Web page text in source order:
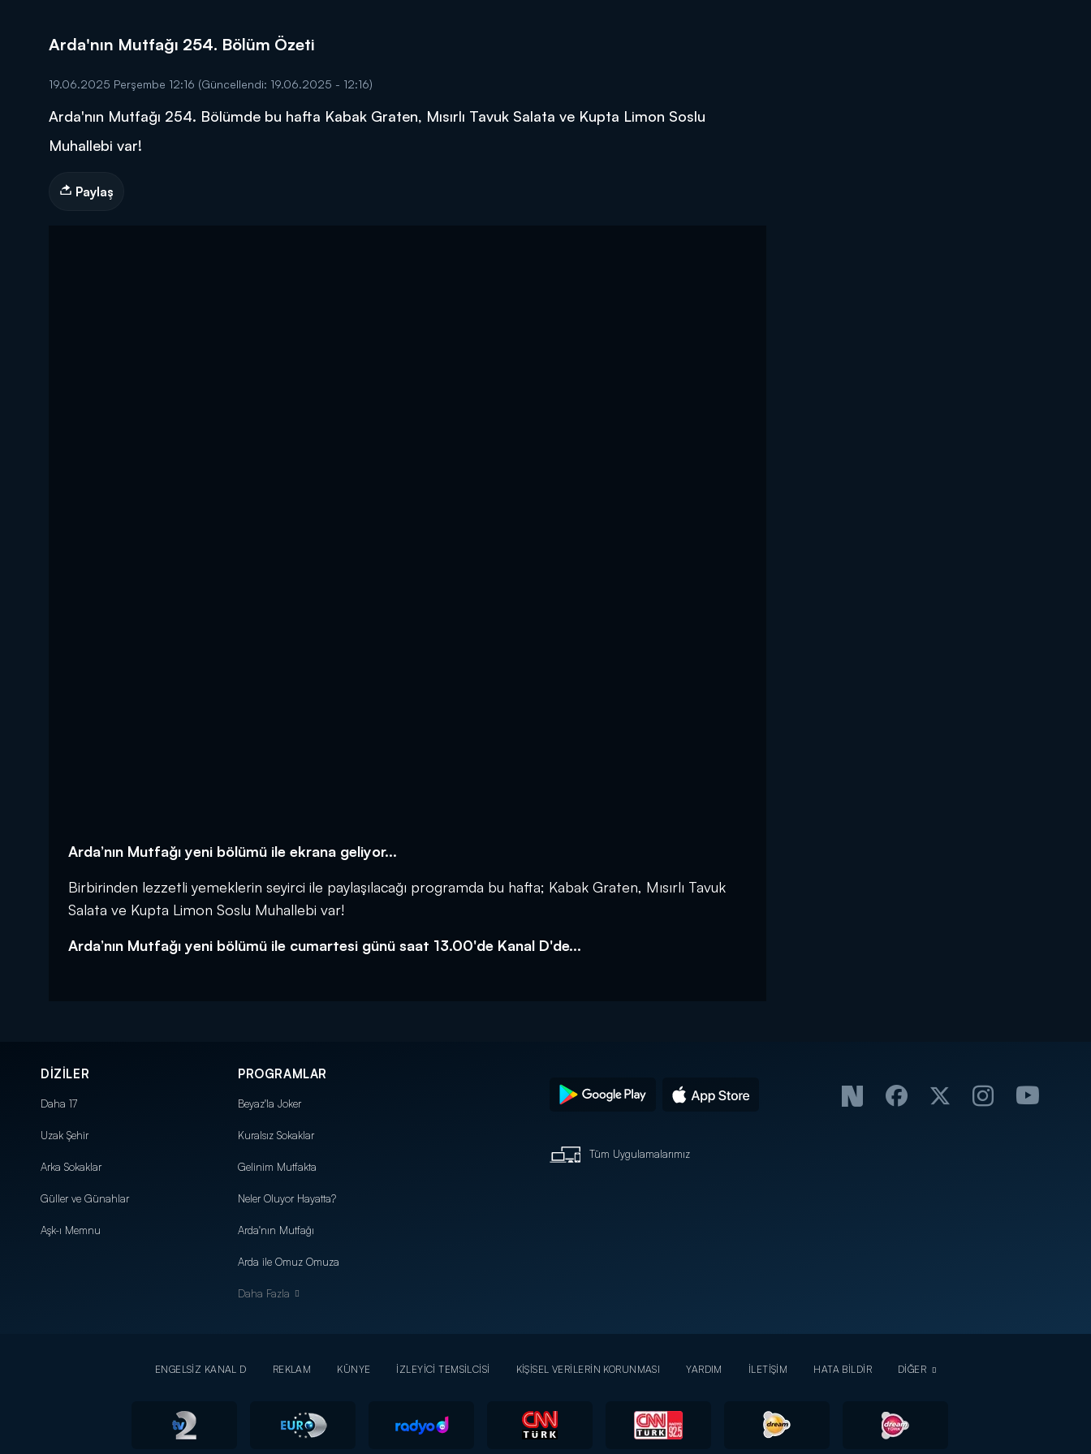
DİĞER SONUÇLAR
Arda'nın Mutfağı 254. Bölüm Özeti
19.06.2025 Perşembe 12:16 (Güncellendi: 19.06.2025 - 12:16)
Arda'nın Mutfağı 254. Bölümde bu hafta Kabak Graten, Mısırlı Tavuk Salata ve Kupta Limon Soslu
Muhallebi var!
Paylaş
Arda’nın Mutfağı yeni bölümü ile ekrana geliyor...
Birbirinden lezzetli yemeklerin seyirci ile paylaşılacağı programda bu hafta; Kabak Graten, Mısırlı Tavuk
Salata ve Kupta Limon Soslu Muhallebi var!
Arda’nın Mutfağı yeni bölümü ile cumartesi günü saat 13.00'de Kanal D'de...
DİZİLER
Daha 17
Uzak Şehir
Arka Sokaklar
Güller ve Günahlar
Aşk-ı Memnu
PROGRAMLAR
Beyaz'la Joker
Kuralsız Sokaklar
Gelinim Mutfakta
Neler Oluyor Hayatta?
Arda'nın Mutfağı
Arda ile Omuz Omuza
Daha Fazla
Tüm Uygulamalarımız
ENGELSİZ KANAL D REKLAM KÜNYE İZLEYİCİ TEMSİLCİSİ KİŞİSEL VERİLERİN KORUNMASI YARDIM İLETİŞİM HATA BİLDİR DİĞER